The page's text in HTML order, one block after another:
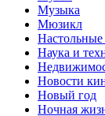
Музыка
Мюзикл
Наука и
Новости
Новый год
Ночная